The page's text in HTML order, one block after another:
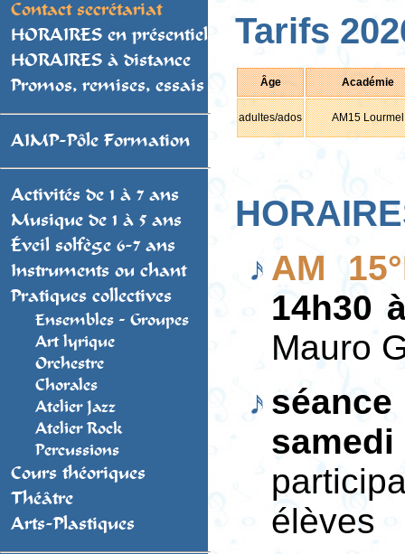
Contact secrétariat
HORAIRES en présentiel
HORAIRES à distance
Promos, remises, essais
AIMP-Pôle Formation
Activités de 1 à 7 ans
Musique de 1 à 5 ans
Éveil solfège 6-7 ans
Instruments ou chant
Pratiques collectives
Ensembles - Groupes
Art lyrique
Orchestre
Chorales
Atelier Jazz
Atelier Rock
Percussions
Cours théoriques
Théâtre
Arts-Plastiques
Tarifs
Âge Académie
adultes/ados AM15 Lourmel
AM
14h30
Mauro
élèves